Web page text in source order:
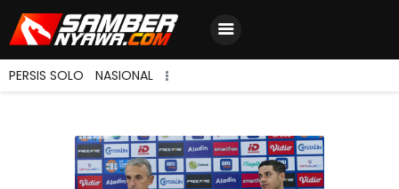
PERSIS SOLO NASIONAL
Berita Terbaru
Jadwal & Hasil